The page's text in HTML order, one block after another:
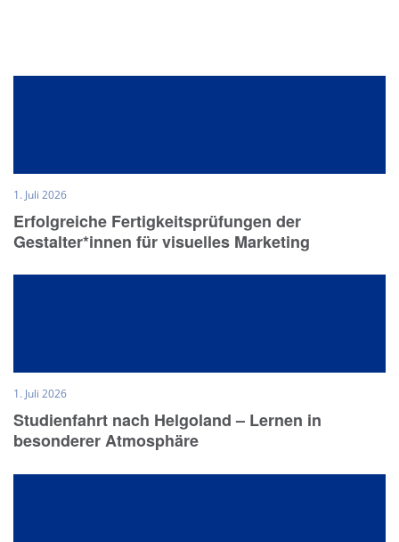
1. Juli 2026
Erfolgreiche Fertigkeitsprüfungen der
Gestalter*innen für visuelles Marketing
1. Juli 2026
Studienfahrt nach Helgoland – Lernen in
besonderer Atmosphäre